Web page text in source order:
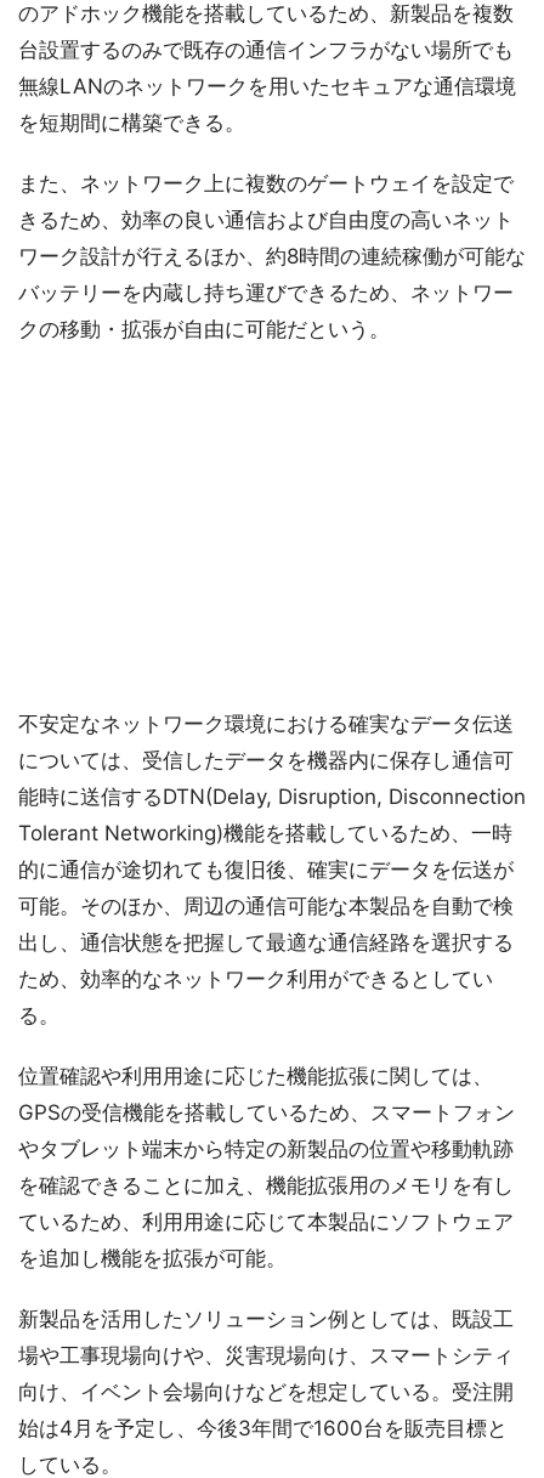
のアドホック機能を搭載しているため、新製品を複数
台設置するのみで既存の通信インフラがない場所でも
無線LANのネットワークを用いたセキュアな通信環境
を短期間に構築できる。
また、ネットワーク上に複数のゲートウェイを設定で
きるため、効率の良い通信および自由度の高いネット
ワーク設計が行えるほか、約8時間の連続稼働が可能な
バッテリーを内蔵し持ち運びできるため、ネットワー
クの移動・拡張が自由に可能だという。
不安定なネットワーク環境における確実なデータ伝送
については、受信したデータを機器内に保存し通信可
能時に送信するDTN(Delay, Disruption, Disconnection
Tolerant Networking)機能を搭載しているため、一時
的に通信が途切れても復旧後、確実にデータを伝送が
可能。そのほか、周辺の通信可能な本製品を自動で検
出し、通信状態を把握して最適な通信経路を選択する
ため、効率的なネットワーク利用ができるとしてい
る。
位置確認や利用用途に応じた機能拡張に関しては、
GPSの受信機能を搭載しているため、スマートフォン
やタブレット端末から特定の新製品の位置や移動軌跡
を確認できることに加え、機能拡張用のメモリを有し
ているため、利用用途に応じて本製品にソフトウェア
を追加し機能を拡張が可能。
新製品を活用したソリューション例としては、既設工
場や工事現場向けや、災害現場向け、スマートシティ
向け、イベント会場向けなどを想定している。受注開
始は4月を予定し、今後3年間で1600台を販売目標と
している。